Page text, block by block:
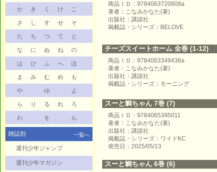
か
き く け
こ
さ
し す せ
そ
た
ち つ て
と
な
に ぬ ね
の
は
ひ ふ へ
ほ
ま
み む め
も
や
ゆ
よ
ら
り る れ
ろ
わ
を ん
雑誌別 一覧へ
週刊少年ジャンプ
週刊少年マガジン
商品ＩＤ：9784063720808a
著者：こなみかなた(著)
出版社：講談社
掲載誌・シリーズ：BELOVE
チーズスイートホーム 全巻 (1-12)
商品ＩＤ：9784063349436a
著者：こなみかなた(著)
出版社：講談社
掲載誌・シリーズ：モーニング
スーと鯛ちゃん 7巻 (7)
商品ＩＤ：9784065395011
著者：こなみかなた(著)
出版社：講談社
掲載誌・シリーズ：ワイドKC
発売日：2025/05/13
スーと鯛ちゃん 6巻 (6)